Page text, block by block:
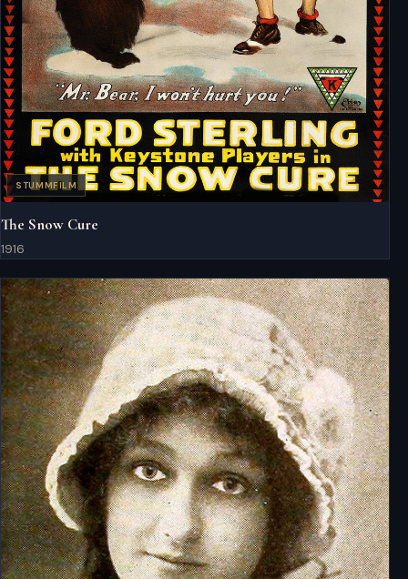
STUMMFILM
The Snow Cure
1916